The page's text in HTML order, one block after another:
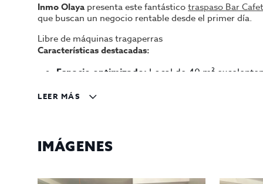
Inmo Olaya presenta este fantásticotraspaso Bar
que buscan un negocio rentable desde el primer día.
Libre de máquinas tragaperras
Características destacadas:
Espacio optimizado: Local de 40 m²
Espectacular terraza:
El local opera actualmente sin salida de humos, ideal
LEER MÁS
IMÁGENES